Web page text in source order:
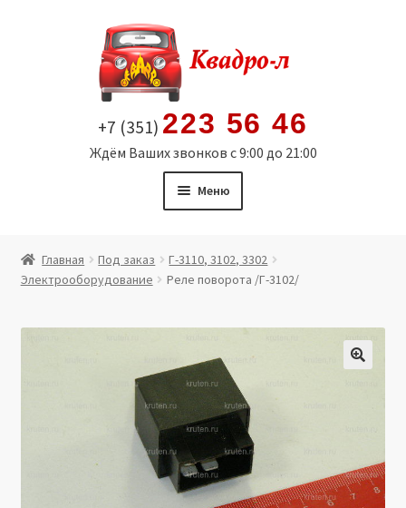
содержимому
+7 (351) 223 56 46
Ждём Ваших звонков с 9:00 до 21:00
Меню
Витрина
Мой аккаунт
Политика в отношении обработки персональных
Главная Под заказ
Г-3110, 3102, 3302
Электрооборудование
Реле поворота /Г-3102/